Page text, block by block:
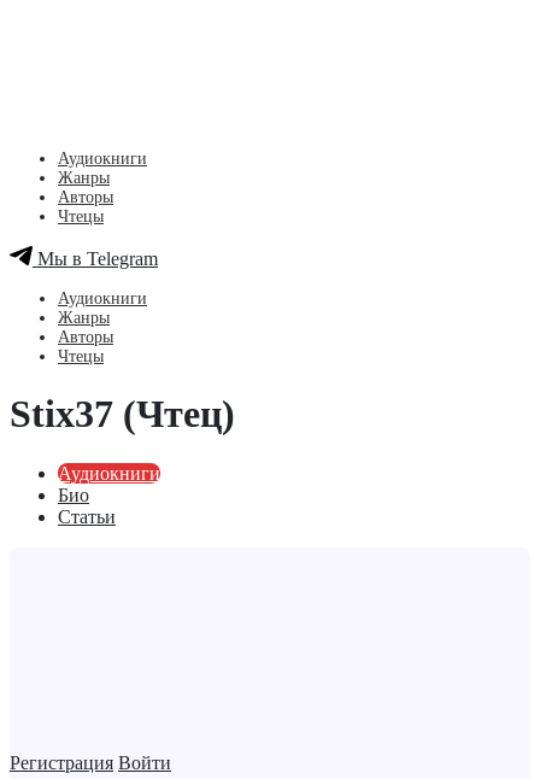
Регистрация Войти
Аудиокниги
Жанры
Авторы
Чтецы
Мы в Telegram
Аудиокниги
Жанры
Авторы
Чтецы
Stix37 (Чтец)
Аудиокниги
Био
Статьи